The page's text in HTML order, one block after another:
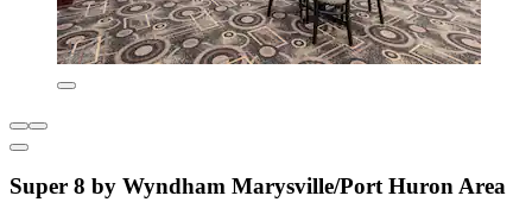
Super 8 by Wyndham Marysville/Port Huron Area